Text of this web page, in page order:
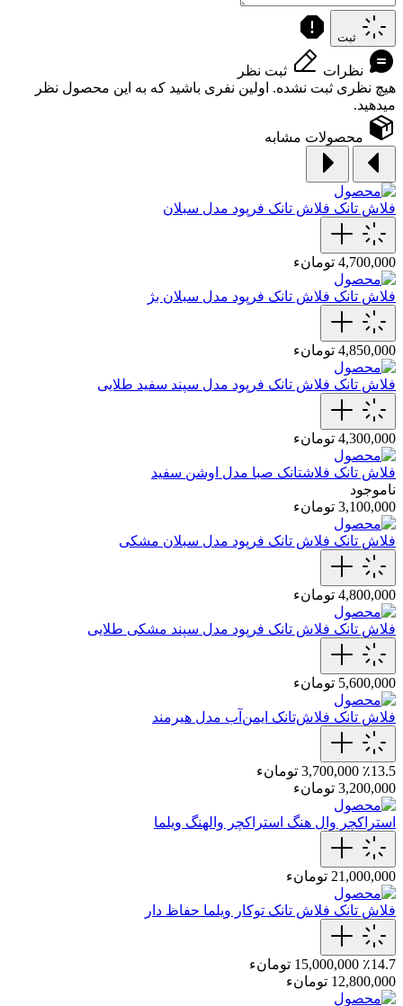
ثبت
نظرات
ثبت نظر
هیچ نظری ثبت نشده. اولین نفری باشید که به این محصول نظر
میدهید.
محصولات مشابه
فلاش تانک فلاش تانک فرپود مدل سبلان
4,700,000 تومانء
فلاش تانک فلاش تانک فرپود مدل سبلان بژ
4,850,000 تومانء
فلاش تانک فلاش تانک فرپود مدل سپند سفید‌ طلایی
4,300,000 تومانء
فلاش تانک فلاشتانک صبا مدل اوشن سفید
ناموجود
3,100,000 تومانء
فلاش تانک فلاش تانک فرپود مدل سبلان مشکی
4,800,000 تومانء
فلاش تانک فلاش تانک فرپود مدل سپند‌ مشکی‌ طلایی
5,600,000 تومانء
فلاش تانک فلاش‌تانک‌ ایمن‌آب مدل هیرمند
٪13.5 3,700,000 تومانء
3,200,000 تومانء
استراکچر وال هنگ استراکچر والهنگ ویلما
21,000,000 تومانء
فلاش تانک فلاش تانک توکار ویلما حفاظ دار
٪14.7 15,000,000 تومانء
12,800,000 تومانء